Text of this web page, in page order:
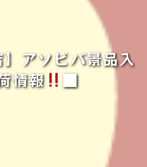
】アソビバ景品入
情報
■